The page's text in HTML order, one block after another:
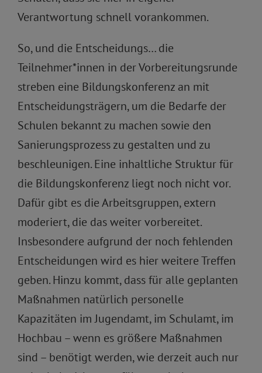
Verantwortung schnell vorankommen.
So, und die Entscheidungs… die
Teilnehmer*innen in der Vorbereitungsrunde
streben eine Bildungskonferenz an mit
Entscheidungsträgern, um die Bedarfe der
Schulen bekannt zu machen sowie den
Sanierungsprozess zu gestalten und zu
beschleunigen. Eine inhaltliche Struktur für
die Bildungskonferenz liegt noch nicht vor.
Dafür gibt es die Arbeitsgruppen, extern
moderiert, die das weiter vorbereitet.
Insbesondere aufgrund der noch fehlenden
Entscheidungen wird es hier weitere Treffen
geben. Hinzu kommt, dass für alle geplanten
Maßnahmen natürlich personelle
Kapazitäten im Jugendamt, im Schulamt, im
Hochbau – wenn es größere Maßnahmen
sind – benötigt werden, wie derzeit auch nur